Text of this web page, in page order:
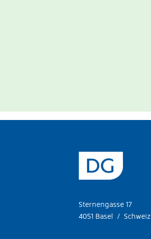
Sternengasse 17
4051 Basel / Schweiz